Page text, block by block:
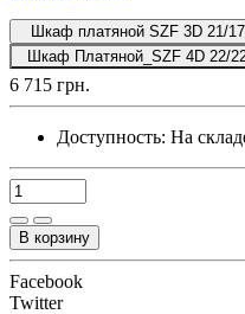
Шкаф платяной SZF 3D 21/17
Шкаф Платяной_SZF 4D 22/
6 715 грн.
Доступность: На
В корзину
Facebook
Twitter